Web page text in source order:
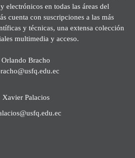
electrónicos en todas las áreas del
cuenta con suscripciones a las más
y técnicas, una extensa colección
multimedia y acceso.
Orlando Bracho
Xavier Palacios